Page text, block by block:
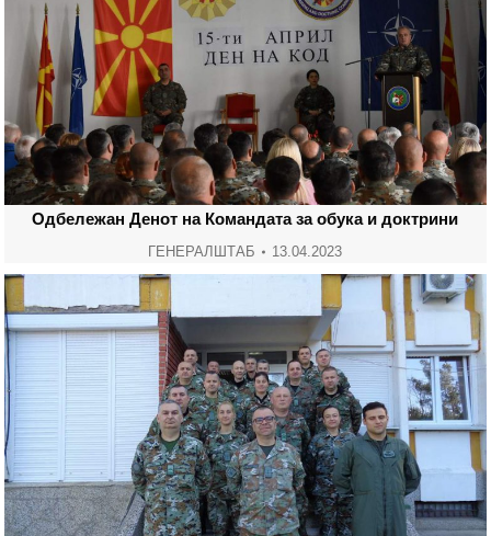
Одбележан Денот на Командата за обука и доктрини
ГЕНЕРАЛШТАБ 13.04.2023